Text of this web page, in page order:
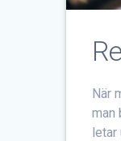
När
man
letar